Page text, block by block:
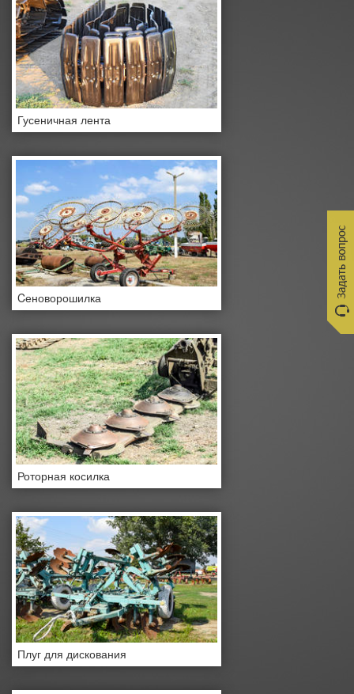
Гусеничная лента
Cеноворошилка
Роторная косилка
Плуг для дискования